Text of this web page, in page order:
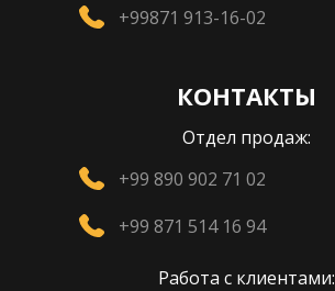
+99871 913-16-02
КОНТАКТЫ
Отдел продаж:
+99 890 902 71 02
+99 871 514 16 94
Работа с клиентами: